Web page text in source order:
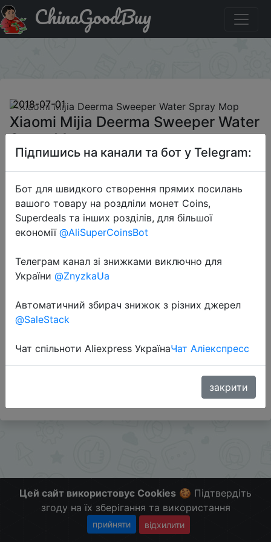
Промокод на знижку DSXMDSW Xiaomi Mijia Deerma
Sweeper Water Spray Mop
ChinaGoodBuy
2018-07-01
Xiaomi Mijia Deerma Sweeper Water
Spray Mop
$22.99
Промокод:"DSXMDSW"
Слідкуйте за знижками на мобільному, в телеграм
Цей сайт використовує Cookies 🍪 Підтвердіть
згоду на їх зберігання та використання
прийняти відхилити
Підпишись на канали та бот у Telegram:
Бот для швидкого створення прямих посилань
вашого товару на роздліли монет Coins,
Superdeals та інших розділів, для більшої
економії @AliSuperCoinsBot
Телеграм канал зі знижками виключно для
України @ZnyzkaUa
Автоматичний збирач знижок з різних джерел
@SaleStack
Чат спільноти Aliexpress УкраїнаЧат Аліекспресс
закрити